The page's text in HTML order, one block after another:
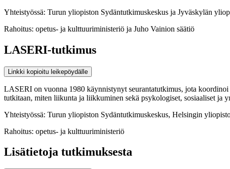
Yhteistyössä: Turun yliopiston Sydäntutkimuskeskus ja Jyväskylän
Rahoitus: opetus- ja kulttuuriministeriö ja Juho Vainion säätiö
LASERI-tutkimus
Linkki kopioitu leikepöydälle
LASERI on vuonna 1980 käynnistynyt seurantatutkimus, jota
tutkitaan, miten liikunta ja liikkuminen sekä psykologiset, sosiaaliset ja
Yhteistyössä: Turun yliopiston Sydäntutkimuskeskus, Helsingin
Rahoitus: opetus- ja kulttuuriministeriö
Lisätietoja tutkimuksesta